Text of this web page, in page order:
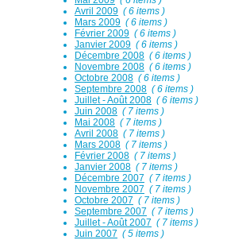
Avril 2009 ( 6 items )
Mars 2009 ( 6 items )
Février 2009 ( 6 items )
Janvier 2009 ( 6 items )
Décembre 2008 ( 6 items )
Novembre 2008 ( 6 items )
Octobre 2008 ( 6 items )
Septembre 2008 ( 6 items )
Juillet - Août 2008 ( 6 items )
Juin 2008 ( 7 items )
Mai 2008 ( 7 items )
Avril 2008 ( 7 items )
Mars 2008 ( 7 items )
Février 2008 ( 7 items )
Janvier 2008 ( 7 items )
Décembre 2007 ( 7 items )
Novembre 2007 ( 7 items )
Octobre 2007 ( 7 items )
Septembre 2007 ( 7 items )
Juillet - Août 2007 ( 7 items )
Juin 2007 ( 5 items )